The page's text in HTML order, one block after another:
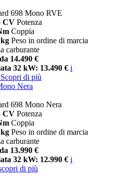
698 Mono RVE
CV Potenza
Coppia
Peso in ordine di marcia
carburante
14.490 €
32 kW: 13.490 € i
Scopri di più
Nera
698 Mono Nera
CV Potenza
Coppia
Peso in ordine di marcia
carburante
13.990 €
32 kW: 12.990 € i
di più